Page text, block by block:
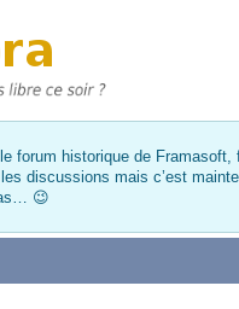
forum historique de
discussions mais c’est
😉